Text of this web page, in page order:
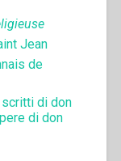
Jean
de
scritti di don
di don